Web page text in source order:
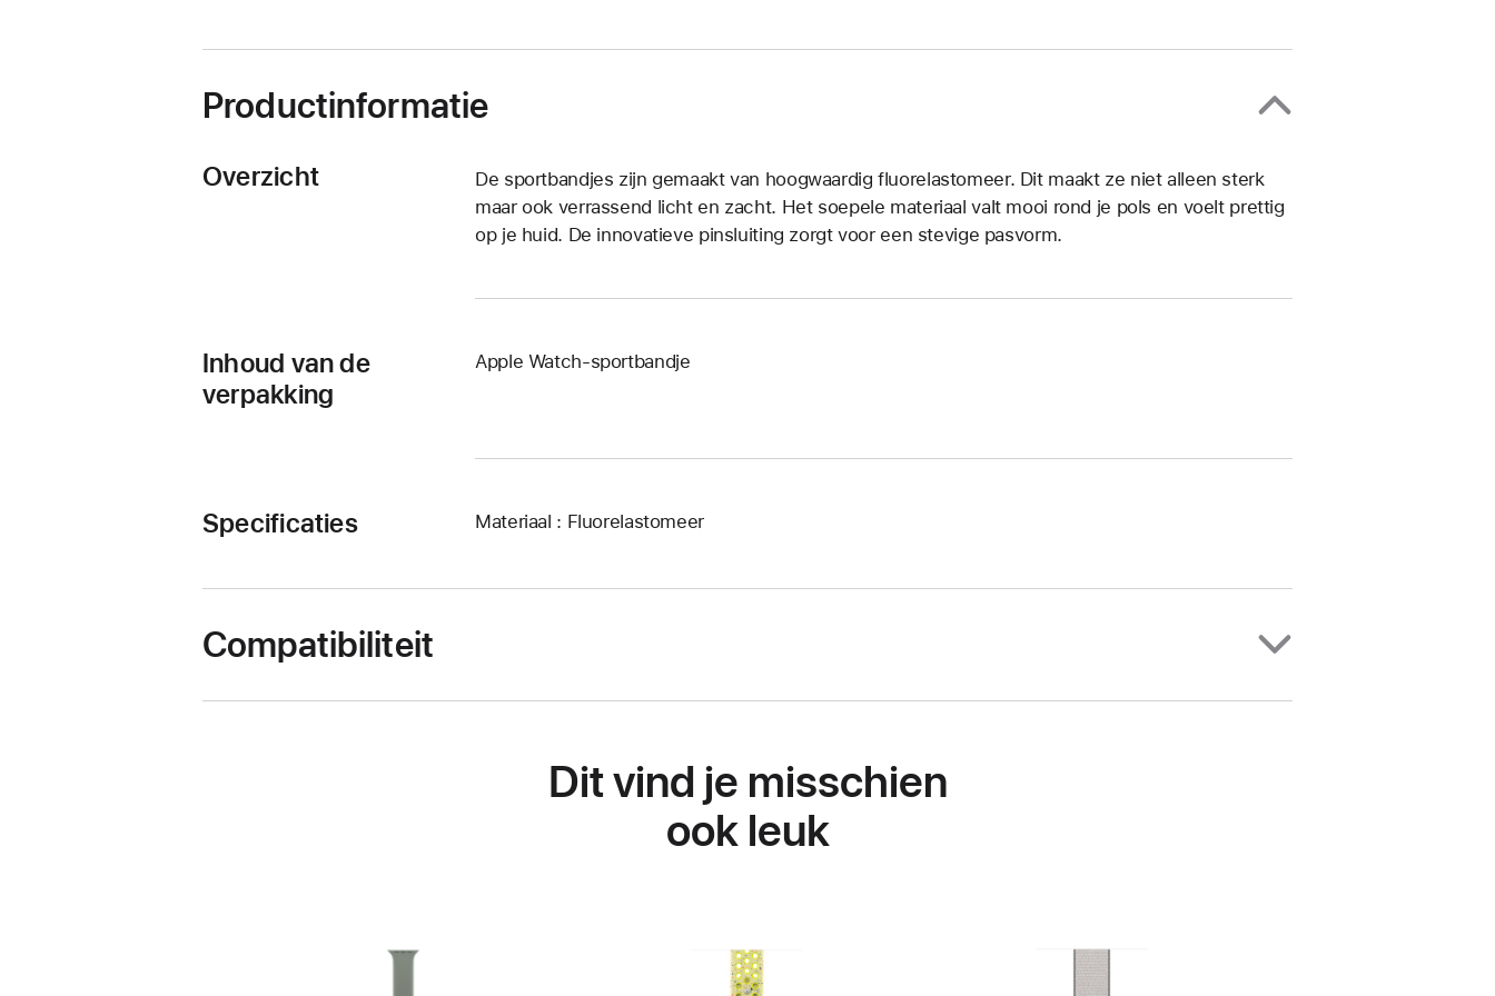
Productinformatie
Overzicht
De sportbandjes zijn gemaakt van hoogwaardig fluorelastomeer. Dit maakt ze niet alleen sterk
maar ook verrassend licht en zacht. Het soepele materiaal valt mooi rond je pols en voelt prettig
op je huid. De innovatieve pinsluiting zorgt voor een stevige pasvorm.
Inhoud van de
verpakking
Apple Watch-sportbandje
Specificaties Materiaal : Fluorelastomeer
Compatibiliteit
Dit vind je misschien
ook leuk